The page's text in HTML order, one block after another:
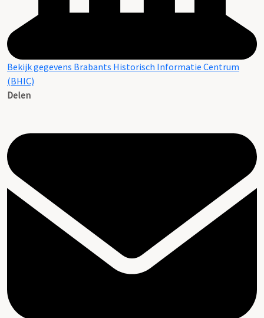
Bekijk gegevens Brabants Historisch Informatie Centrum
(BHIC)
Delen